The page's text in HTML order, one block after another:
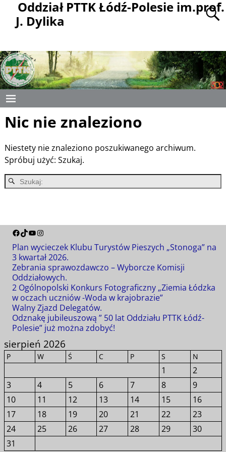
Oddział PTTK Łódź-Polesie im.prof.
J. Dylika
Nic nie znaleziono
Niestety nie znaleziono poszukiwanego archiwum.
Spróbuj użyć: Szukaj.
Plan wycieczek Klubu Turystów Pieszych „Stonoga” na
3 kwartał 2026.
Zebrania sprawozdawczo – Wyborcze Komisji
Oddziałowych.
2 Ogólnopolski Konkurs Fotograficzny „Ziemia Łódzka
w oczach uczniów -Woda w krajobrazie”
Walny Zjazd Delegatów.
Odznakę jubileuszową ” 50 lat Oddziału PTTK Łódź-
Polesie” już można zdobyć!
sierpień 2026
P W Ś C P S N
1
2
3
4 5 6 7 8
9
10
11 12 13 14 15
16
17
18 19 20 21 22
23
24
25 26 27 28 29
30
31